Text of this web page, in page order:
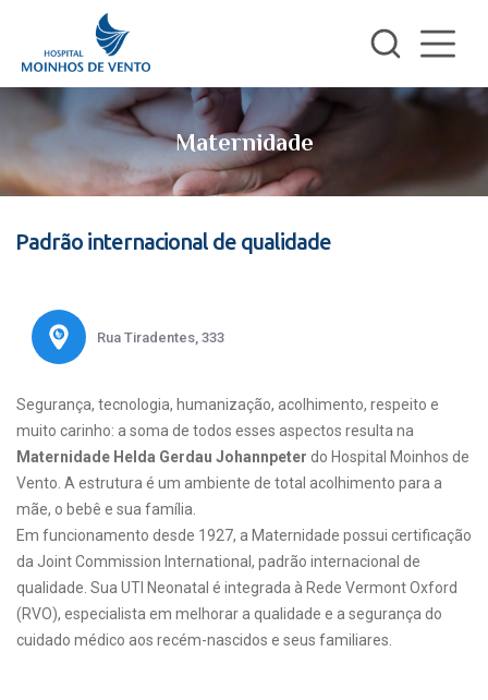
Maternidade
Padrão internacional de qualidade
Rua Tiradentes, 333
Segurança, tecnologia, humanização, acolhimento, respeito e
muito carinho: a soma de todos esses aspectos resulta na
Maternidade Helda Gerdau Johannpeter do Hospital Moinhos de
Vento. A estrutura é um ambiente de total acolhimento para a
mãe, o bebê e sua família.
Em funcionamento desde 1927, a Maternidade possui certificação
da Joint Commission International, padrão internacional de
qualidade. Sua UTI Neonatal é integrada à Rede Vermont Oxford
(RVO), especialista em melhorar a qualidade e a segurança do
cuidado médico aos recém-nascidos e seus familiares.